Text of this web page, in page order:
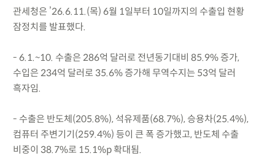
관세청은 ’26.6.11.(목) 6월 1일부터 10일까지의 수출입 현황
잠정치를 발표했다.
- 6.1.~10. 수출은 286억 달러로 전년동기대비 85.9% 증가,
수입은 234억 달러로 35.6% 증가해 무역수지는 53억 달러
흑자임.
- 수출은 반도체(205.8%), 석유제품(68.7%), 승용차(25.4%),
컴퓨터 주변기기(259.4%) 등이 큰 폭 증가했고, 반도체 수출
비중이 38.7%로 15.1%p 확대됨.